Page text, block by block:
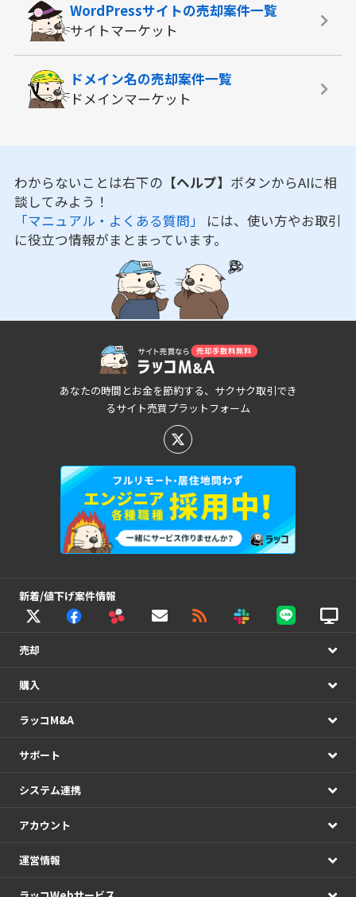
WordPressサイトの売却案件一覧
サイトマーケット
ドメイン名の売却案件一覧
ドメインマーケット
わからないことは右下の 【ヘルプ】 ボタンからAIに相
談してみよう！
「マニュアル・よくある質問」 には、使い方やお取引
に役立つ情報がまとまっています。
あなたの時間とお金を節約する、サクサク取引でき
るサイト売買プラットフォーム
新着/値下げ案件情報
売却
購入
ラッコM&A
サポート
システム連携
アカウント
運営情報